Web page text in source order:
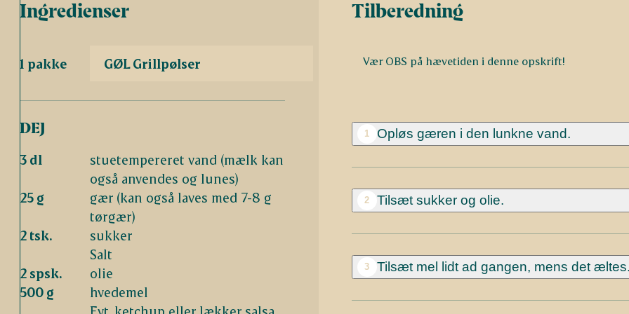
Ingredienser
1 pakke GØL Grillpølser
DEJ
3 dl
stuetempereret vand (mælk kan
også anvendes og lunes)
25 g
gær (kan også laves med 7-8 g
tørgær)
2 tsk.
sukker
Salt
2 spsk.
olie
500 g
hvedemel
Tilberedning
Vær OBS på hævetiden i denne opskrift!
1 Opløs gæren i den lunkne vand.
2 Tilsæt sukker og olie.
3 Tilsæt mel lidt ad gangen, mens det